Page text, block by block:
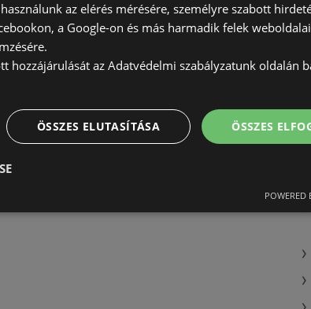
az elérés mérésére, személyre szabott
a Google-on és más harmadik felek
hozzájárulását az Adatvédelmi szabályzatunk oldalán
ÖSSZES
ÖSSZES ELUTASÍTÁSA
POWERED